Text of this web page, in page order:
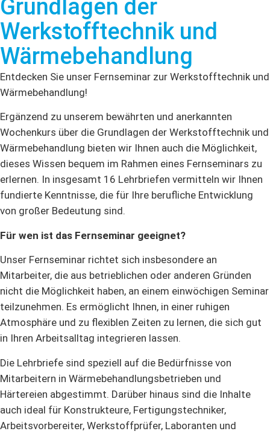
Grundlagen der
Werkstofftechnik und
Wärmebehandlung
Entdecken Sie unser Fernseminar zur Werkstofftechnik und
Wärmebehandlung!
Ergänzend zu unserem bewährten und anerkannten
Wochenkurs über die Grundlagen der Werkstofftechnik und
Wärmebehandlung bieten wir Ihnen auch die Möglichkeit,
dieses Wissen bequem im Rahmen eines Fernseminars zu
erlernen. In insgesamt 16 Lehrbriefen vermitteln wir Ihnen
fundierte Kenntnisse, die für Ihre berufliche Entwicklung
von großer Bedeutung sind.
Für wen ist das Fernseminar geeignet?
Unser Fernseminar richtet sich insbesondere an
Mitarbeiter, die aus betrieblichen oder anderen Gründen
nicht die Möglichkeit haben, an einem einwöchigen Seminar
teilzunehmen. Es ermöglicht Ihnen, in einer ruhigen
Atmosphäre und zu flexiblen Zeiten zu lernen, die sich gut
in Ihren Arbeitsalltag integrieren lassen.
Die Lehrbriefe sind speziell auf die Bedürfnisse von
Mitarbeitern in Wärmebehandlungsbetrieben und
Härtereien abgestimmt. Darüber hinaus sind die Inhalte
auch ideal für Konstrukteure, Fertigungstechniker,
Arbeitsvorbereiter, Werkstoffprüfer, Laboranten und